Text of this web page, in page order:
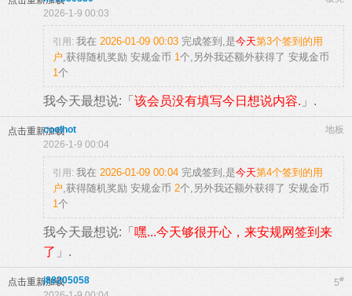
2026-1-9 00:03
引用: 我在 2026-01-09 00:03 完成签到,是今天第3个签到的用
户,获得随机奖励 安规金币 1个,另外我还额外获得了 安规金币
1个
我今天最想说:「 该会员没有填写今日想说内容. 」.
点击重新加载 地板
coolhot
2026-1-9 00:04
引用: 我在 2026-01-09 00:04 完成签到,是今天第4个签到的用
户,获得随机奖励 安规金币 2个,另外我还额外获得了 安规金币
1个
我今天最想说:「 嘿...今天够很开心，来安规网签到来
了 」.
点击重新加载 5#
j88205058